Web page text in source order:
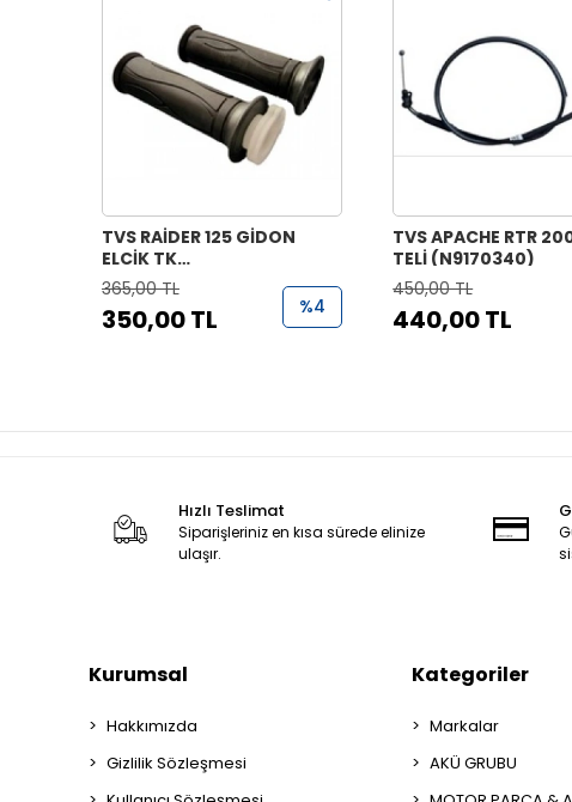
TVS RAİDER 125 GİDON
ELCİK TK
(N9221070+N9221170)
365,00 TL
350,00 TL %4
TVS APACHE RTR
TELİ (N9170340)
450,00 TL
440,00 TL
Hızlı Teslimat
Siparişleriniz en kısa sürede elinize
ulaşır.
Kurumsal
Hakkımızda
Gizlilik Sözleşmesi
Kategoriler
Markalar
AKÜ GRUBU